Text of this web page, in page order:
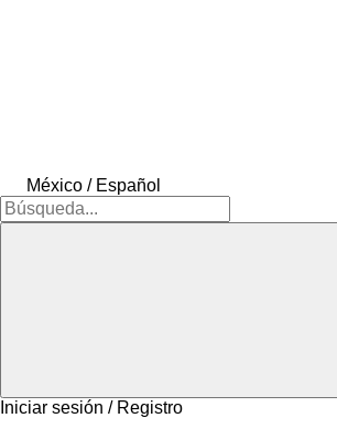
México / Español
Iniciar sesión / Registro